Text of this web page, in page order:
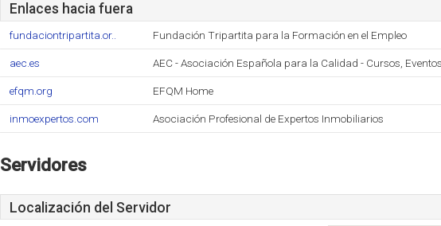
Enlaces hacia fuera
fundaciontripartita.or.. Fundación Tripartita para la Formación en el Empleo
aec.es AEC - Asociación Española para la Calidad - Cursos, Eventos
efqm.org EFQM Home
inmoexpertos.com Asociación Profesional de Expertos Inmobiliarios
Servidores
Localización del Servidor